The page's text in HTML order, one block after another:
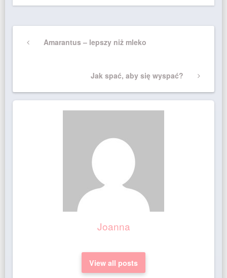
wpisuPreviousAmarantus – lepszy niż mleko
Next
Jak spać, aby się wyspać?
Joanna
View all posts